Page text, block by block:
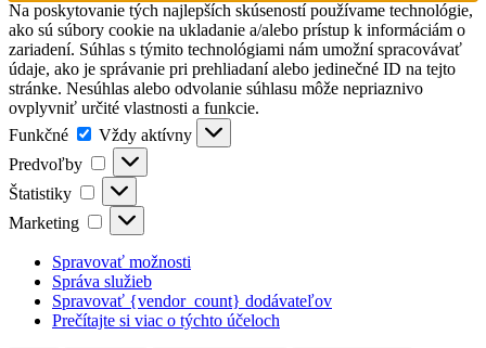
Na poskytovanie tých najlepších skúseností používame technológie,
ako sú súbory cookie na ukladanie a/alebo prístup k informáciám o
zariadení. Súhlas s týmito technológiami nám umožní spracovávať
údaje, ako je správanie pri prehliadaní alebo jedinečné ID na tejto
stránke. Nesúhlas alebo odvolanie súhlasu môže nepriaznivo
ovplyvniť určité vlastnosti a funkcie.
Funkčné
Funkčné
Vždy aktívny
Predvoľby
Predvoľby
Štatistiky Štatistiky
Marketing Marketing
Spravovať možnosti
Správa služieb
Spravovať {vendor_count} dodávateľov
Prečítajte si viac o týchto účeloch